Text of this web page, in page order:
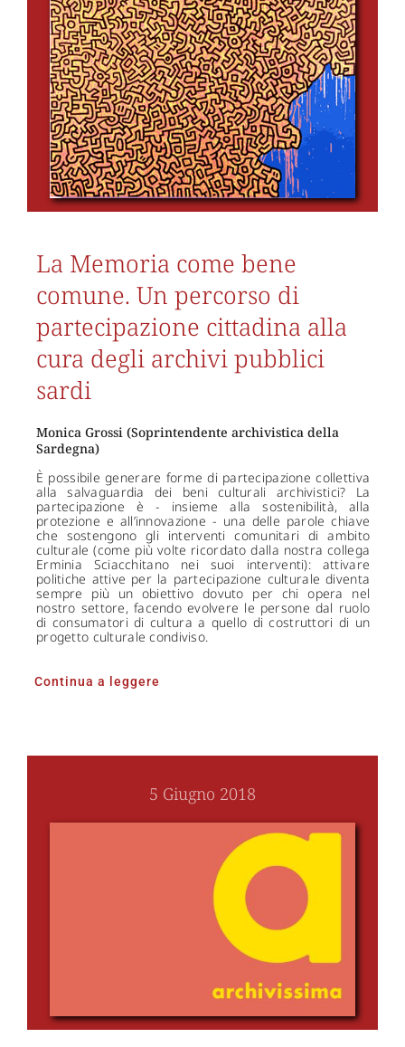
La Memoria come bene
comune. Un percorso di
partecipazione cittadina alla
cura degli archivi pubblici
sardi
Monica Grossi (Soprintendente archivistica della
Sardegna)
È possibile generare forme di partecipazione collettiva
alla salvaguardia dei beni culturali archivistici? La
partecipazione è - insieme alla sostenibilità, alla
protezione e all’innovazione - una delle parole chiave
che sostengono gli interventi comunitari di ambito
culturale (come più volte ricordato dalla nostra collega
Erminia Sciacchitano nei suoi interventi): attivare
politiche attive per la partecipazione culturale diventa
sempre più un obiettivo dovuto per chi opera nel
nostro settore, facendo evolvere le persone dal ruolo
di consumatori di cultura a quello di costruttori di un
progetto culturale condiviso.
Continua a leggere
5 Giugno 2018